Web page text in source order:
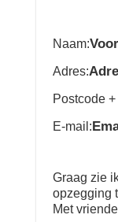
Naam:
Adres:
Postcode
E-mail:
Graag zie
opzegging
Met